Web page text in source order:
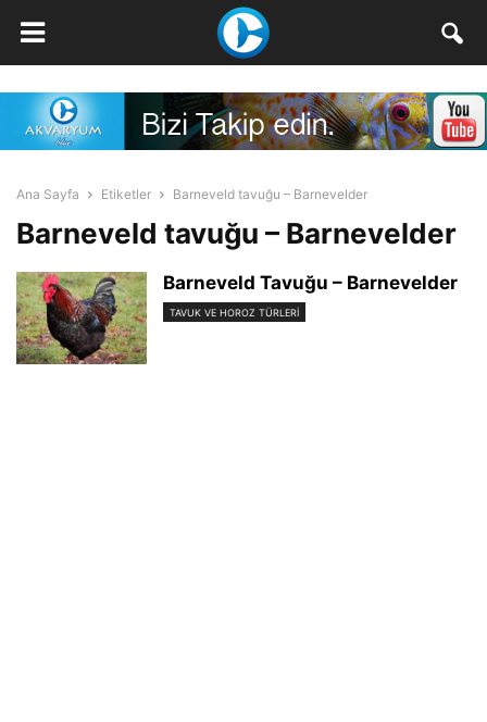
Ana Sayfa Etiketler Barneveld tavuğu – Barnevelder
Barneveld tavuğu – Barnevelder
Barneveld Tavuğu – Barnevelder
TAVUK VE HOROZ TÜRLERI